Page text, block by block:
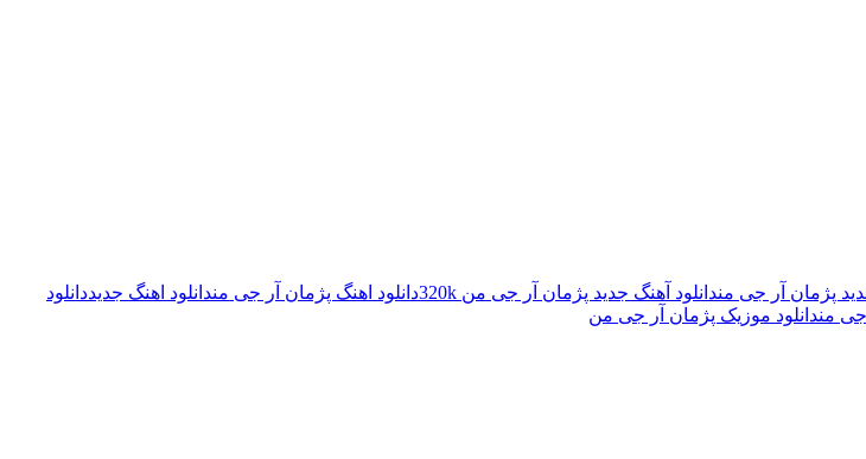
پژمان آر جی مندانلود آهنگ جدید پژمان آر جی من 320k دانلود اهنگ پژمان آر جی مندانلود اهنگ جدیددانلود
جی مندانلود موزیک پژمان آر جی من